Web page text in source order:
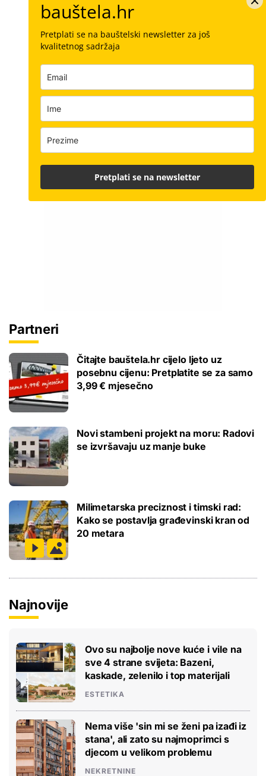
Partneri
Čitajte bauštela.hr cijelo ljeto uz
posebnu cijenu: Pretplatite se za samo
3,99 € mjesečno
Novi stambeni projekt na moru: Radovi
se izvršavaju uz manje buke
Milimetarska preciznost i timski rad:
Kako se postavlja građevinski kran od
20 metara
Najnovije
Ovo su najbolje nove kuće i vile na
sve 4 strane svijeta: Bazeni,
kaskade, zelenilo i top materijali
ESTETIKA
Nema više 'sin mi se ženi pa izađi iz
stana', ali zato su najmoprimci s
djecom u velikom problemu
NEKRETNINE
bauštela.hr
Pretplati se na bauštelski newsletter za još
kvalitetnog sadržaja
Pretplati se na newsletter